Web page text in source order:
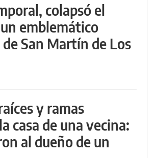
colapsó el
emblemático
San Martín de Los
y ramas
casa de una vecina:
al dueño de un